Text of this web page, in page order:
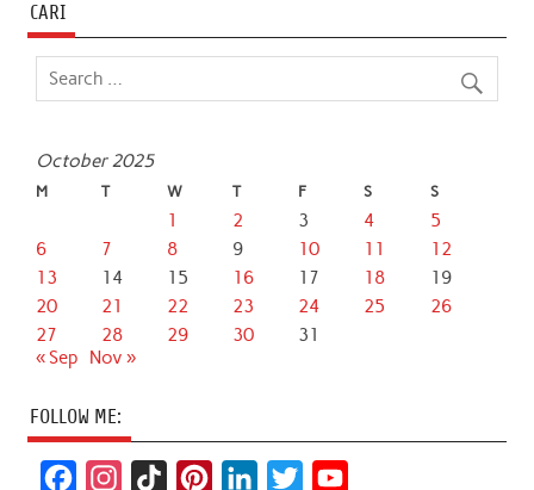
CARI
October 2025
M T W T F S S
1 2 3 4
5
6
7 8 9 10 11
12
13
14 15 16 17 18
19
20
21 22 23 24 25
26
27
28 29 30
31
« Sep
Nov »
FOLLOW ME: